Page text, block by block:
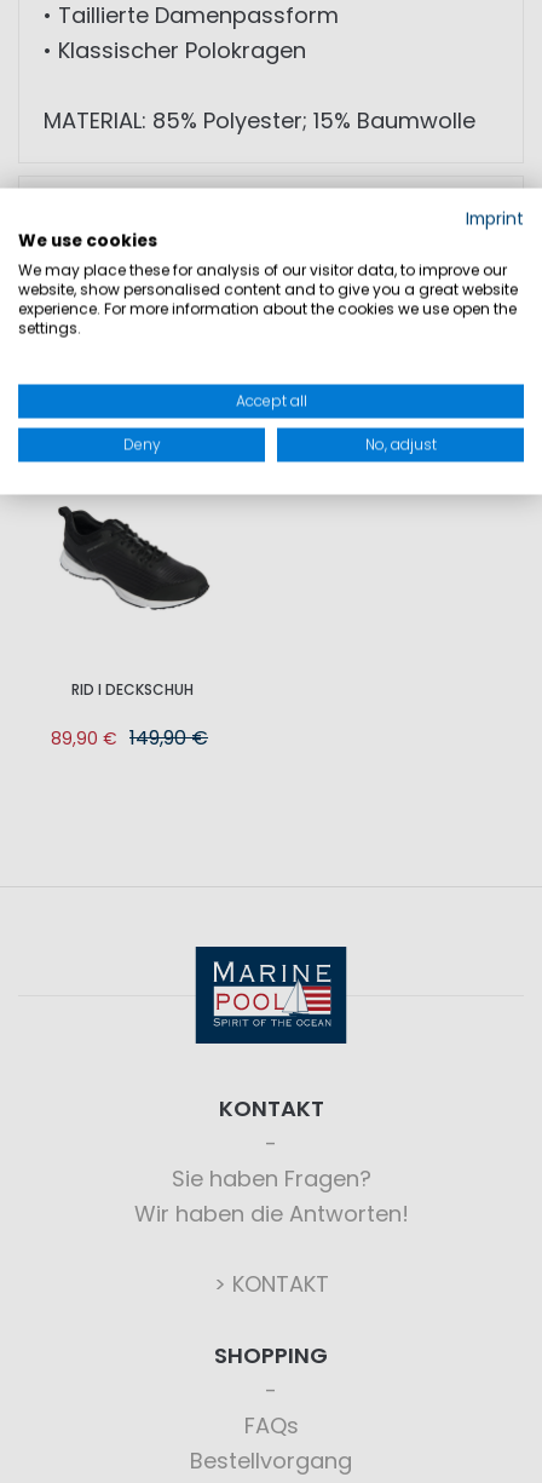
• Taillierte Damenpassform
• Klassischer Polokragen
MATERIAL: 85% Polyester; 15% Baumwolle
PRODUKTSICHERHEIT
DAZU PASST
SALE
RID I DECKSCHUH
89,90 € 149,90 €
KONTAKT
Sie haben Fragen?
Wir haben die Antworten!
> KONTAKT
SHOPPING
FAQs
Bestellvorgang
Imprint
We use cookies
We may place these for analysis of our visitor data, to improve our
website, show personalised content and to give you a great website
experience. For more information about the cookies we use open the
settings.
Accept all
Deny No, adjust